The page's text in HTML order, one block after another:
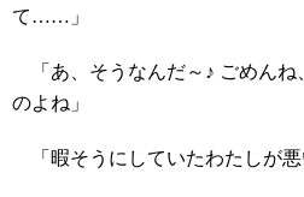
て……」
「あ、そうなんだ～♪ ごめんね
のよね」
「暇そうにしていたわたしが悪